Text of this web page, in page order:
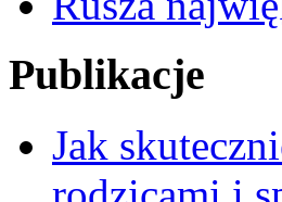
Publikacje
Jak